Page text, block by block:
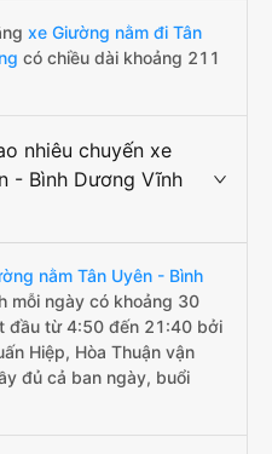
xe Giường nằm đi Tân
có chiều dài khoảng 211
nhiêu chuyến xe
- Bình Dương Vĩnh
nằm Tân Uyên - Bình
mỗi ngày có khoảng 30
đầu từ 4:50 đến 21:40 bởi
Hiệp, Hòa Thuận vận
đủ cả ban ngày, buổi